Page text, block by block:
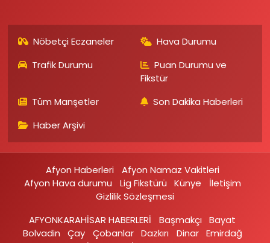
Nöbetçi Eczaneler
Hava Durumu
Trafik Durumu
Puan Durumu ve
Fikstür
Tüm Manşetler
Son Dakika Haberleri
Haber Arşivi
Afyon Haberleri
Afyon Namaz Vakitleri
Afyon Hava durumu
Lig Fikstürü Künye
İletişim
Gizlilik Sözleşmesi
AFYONKARAHİSAR HABERLERİ
Başmakçı
Bayat
Bolvadin
Çay Çobanlar Dazkırı Dinar Emirdağ‎